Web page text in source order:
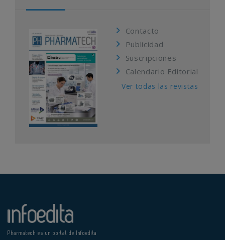
Contacto
Publicidad
Suscripciones
Calendario Editorial
Ver todas las revistas
Pharmatech es un portal de Infoedita